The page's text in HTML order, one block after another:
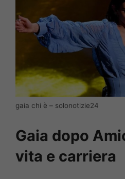
gaia chi è – solonotizie24
Gaia dopo
vita e carriera